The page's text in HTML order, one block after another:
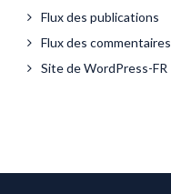
Flux des publications
Flux des commentaires
Site de WordPress-FR